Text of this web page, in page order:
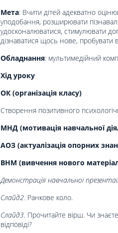
Мета: Вчити дітей адекватно
уподобання, розширювати
удосконалюватися, стимулювати
дізнаватися щось нове, пробувати
Обладнання: мультимедійний
Хід уроку
ОК (організація класу)
Створення позитивного
МНД (мотивація навчальної
АОЗ (актуалізація опорних
ВНМ (вивчення нового
Демонстрація навчальної
Слайд2. Ранкове коло.
Слайд3. Прочитайте вірш. Чи
відповіді?